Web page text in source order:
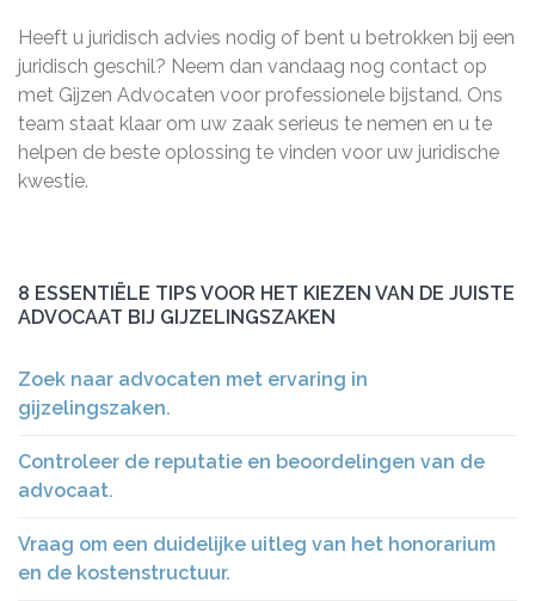
Heeft u juridisch advies nodig of bent u betrokken bij een
juridisch geschil? Neem dan vandaag nog contact op
met Gijzen Advocaten voor professionele bijstand. Ons
team staat klaar om uw zaak serieus te nemen en u te
helpen de beste oplossing te vinden voor uw juridische
kwestie.
8 ESSENTIËLE TIPS VOOR HET KIEZEN VAN DE JUISTE
ADVOCAAT BIJ GIJZELINGSZAKEN
Zoek naar advocaten met ervaring in
gijzelingszaken.
Controleer de reputatie en beoordelingen van de
advocaat.
Vraag om een ​​duidelijke uitleg van het honorarium
en de kostenstructuur.